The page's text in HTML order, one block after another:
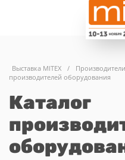
Выставка MITEX /
производителей оборудования
Каталог